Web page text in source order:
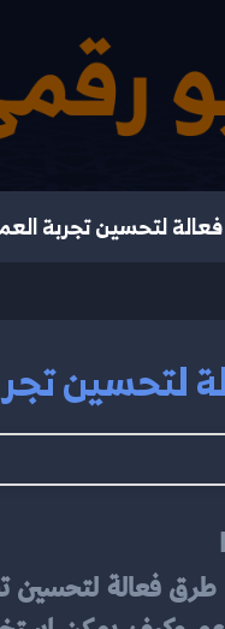
لتحسين تجربة
طرق فعالة